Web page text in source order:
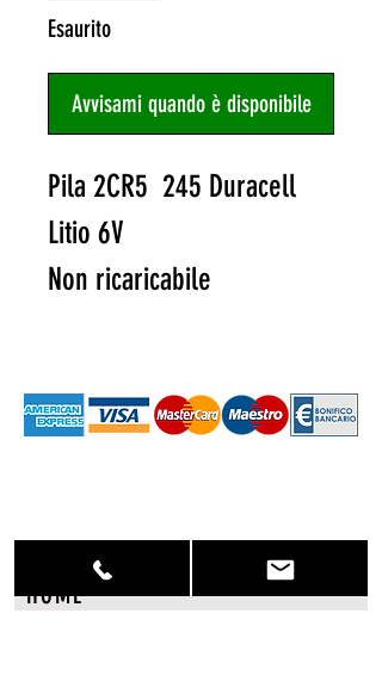
Esaurito
Avvisami quando è disponibile
Pila 2CR5 245 Duracell
Litio 6V
Non ricaricabile
HOME